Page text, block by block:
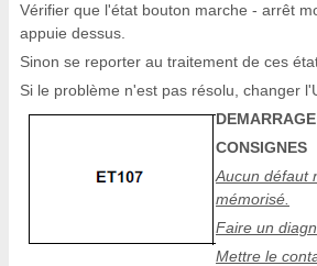
Vérifier que l'état bouton marche - arrêt
appuie dessus.
Sinon se reporter au traitement de ces
Si le problème n'est pas résolu, changer
CONSIGNES
Aucun défaut
mémorisé.
Faire un
Mettre le